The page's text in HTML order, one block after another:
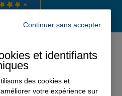
Agence LILLE
EXPERT0
période de 6 mois
Continuer sans accepter
et identifiants
des cookies et
votre expérience sur